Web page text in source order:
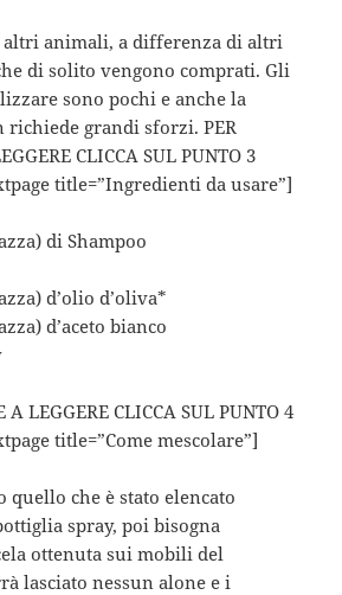
animali, a differenza di altri
di solito vengono comprati. Gli
sono pochi e anche la
richiede grandi sforzi. PER
CLICCA SUL PUNTO 3
title=”Ingredienti da usare”]
di Shampoo
d’olio d’oliva*
d’aceto bianco
A LEGGERE CLICCA SUL PUNTO 4
title=”Come mescolare”]
quello che è stato elencato
spray, poi bisogna
ottenuta sui mobili del
lasciato nessun alone e i